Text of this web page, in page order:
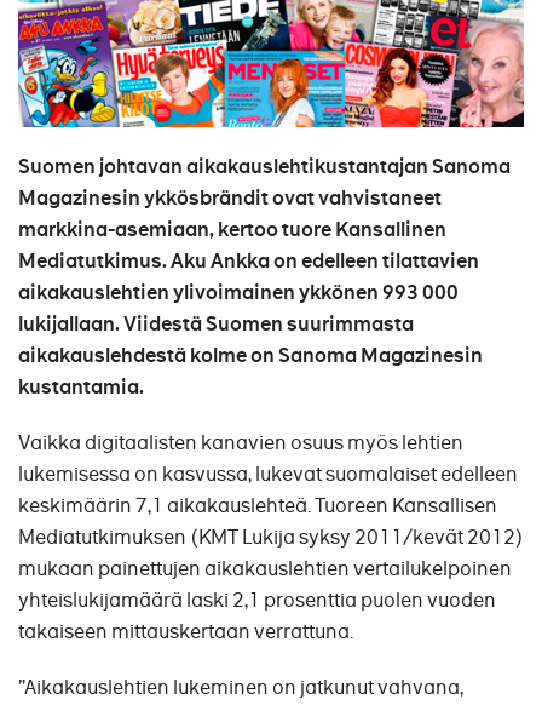
Suomen johtavan aikakauslehtikustantajan Sanoma
Magazinesin ykkösbrändit ovat vahvistaneet
markkina-asemiaan, kertoo tuore Kansallinen
Mediatutkimus. Aku Ankka on edelleen tilattavien
aikakauslehtien ylivoimainen ykkönen 993 000
lukijallaan. Viidestä Suomen suurimmasta
aikakauslehdestä kolme on Sanoma Magazinesin
kustantamia.
Vaikka digitaalisten kanavien osuus myös lehtien
lukemisessa on kasvussa, lukevat suomalaiset edelleen
keskimäärin 7,1 aikakauslehteä. Tuoreen Kansallisen
Mediatutkimuksen (KMT Lukija syksy 2011/kevät 2012)
mukaan painettujen aikakauslehtien vertailukelpoinen
yhteislukijamäärä laski 2,1 prosenttia puolen vuoden
takaiseen mittauskertaan verrattuna.
”Aikakauslehtien lukeminen on jatkunut vahvana,